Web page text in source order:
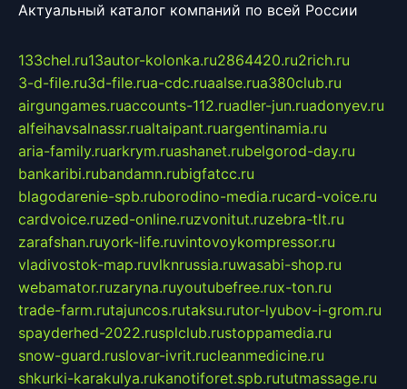
Актуальный каталог компаний по всей России
133chel.ru13autor-kolonka.ru2864420.ru2rich.ru
3-d-file.ru3d-file.rua-cdc.ruaalse.rua380club.ru
airgungames.ruaccounts-112.ruadler-jun.ruadonyev.ru
alfeihavsalnassr.rualtaipant.ruargentinamia.ru
aria-family.ruarkrym.ruashanet.rubelgorod-day.ru
bankaribi.rubandamn.rubigfatcc.ru
blagodarenie-spb.ruborodino-media.rucard-voice.ru
cardvoice.ruzed-online.ruzvonitut.ruzebra-tlt.ru
zarafshan.ruyork-life.ruvintovoykompressor.ru
vladivostok-map.ruvlknrussia.ruwasabi-shop.ru
webamator.ruzaryna.ruyoutubefree.rux-ton.ru
trade-farm.rutajuncos.rutaksu.rutor-lyubov-i-grom.ru
spayderhed-2022.rusplclub.rustoppamedia.ru
snow-guard.ruslovar-ivrit.rucleanmedicine.ru
shkurki-karakulya.rukanotiforet.spb.rututmassage.ru